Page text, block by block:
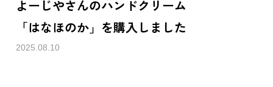
よーじやさんのハンドクリーム
「はなほのか」を購入しました
2025.08.10